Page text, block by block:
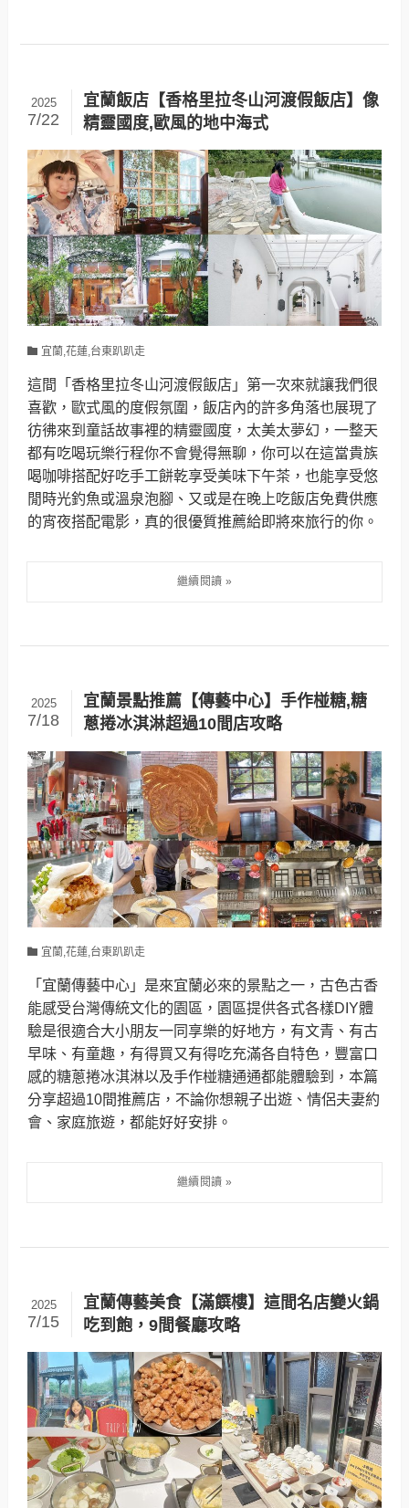
宜蘭飯店【香格里拉冬山河渡假飯店】像
精靈國度,歐風的地中海式
2025
7/22
宜蘭,花蓮,台東趴趴走
這間「香格里拉冬山河渡假飯店」第一次來就讓我們很
喜歡，歐式風的度假氛圍，飯店內的許多角落也展現了
彷彿來到童話故事裡的精靈國度，太美太夢幻，一整天
都有吃喝玩樂行程你不會覺得無聊，你可以在這當貴族
喝咖啡搭配好吃手工餅乾享受美味下午茶，也能享受悠
閒時光釣魚或溫泉泡腳、又或是在晚上吃飯店免費供應
的宵夜搭配電影，真的很優質推薦給即將來旅行的你。
宜蘭景點推薦【傳藝中心】手作椪糖,糖
蔥捲冰淇淋超過10間店攻略
2025
7/18
宜蘭,花蓮,台東趴趴走
「宜蘭傳藝中心」是來宜蘭必來的景點之一，古色古香
能感受台灣傳統文化的園區，園區提供各式各樣DIY體
驗是很適合大小朋友一同享樂的好地方，有文青、有古
早味、有童趣，有得買又有得吃充滿各自特色，豐富口
感的糖蔥捲冰淇淋以及手作椪糖通通都能體驗到，本篇
分享超過10間推薦店，不論你想親子出遊、情侶夫妻約
會、家庭旅遊，都能好好安排。
宜蘭傳藝美食【滿饌樓】這間名店變火鍋
吃到飽，9間餐廳攻略
2025
7/15